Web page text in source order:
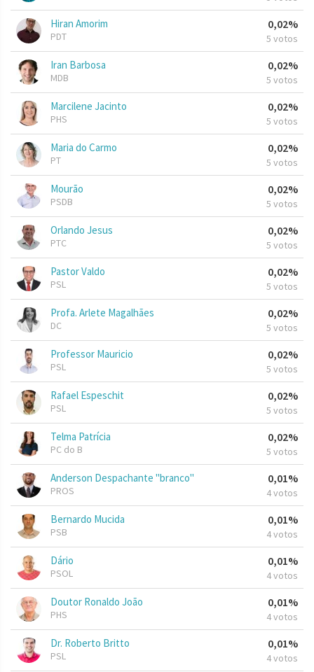
Hiran Amorim
PDT
0,02%
5 votos
Iran Barbosa
MDB
0,02%
5 votos
Marcilene Jacinto
PHS
0,02%
5 votos
Maria do Carmo
PT
0,02%
5 votos
Mourão
PSDB
0,02%
5 votos
Orlando Jesus
PTC
0,02%
5 votos
Pastor Valdo
PSL
0,02%
5 votos
Profa. Arlete Magalhães
DC
0,02%
5 votos
Professor Mauricio
PSL
0,02%
5 votos
Rafael Espeschit
PSL
0,02%
5 votos
Telma Patrícia
PC do B
0,02%
5 votos
Anderson Despachante "branco"
PROS
0,01%
4 votos
Bernardo Mucida
PSB
0,01%
4 votos
Dário
PSOL
0,01%
4 votos
Doutor Ronaldo João
PHS
0,01%
4 votos
Dr. Roberto Britto
PSL
0,01%
4 votos